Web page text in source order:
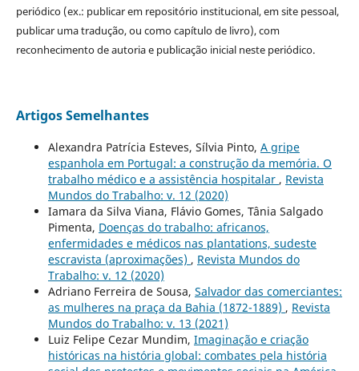
periódico (ex.: publicar em repositório institucional, em site pessoal,
publicar uma tradução, ou como capítulo de livro), com
reconhecimento de autoria e publicação inicial neste periódico.
Artigos Semelhantes
Alexandra Patrícia Esteves, Sílvia Pinto, A gripe
espanhola em Portugal: a construção da memória. O
trabalho médico e a assistência hospitalar , Revista
Mundos do Trabalho: v. 12 (2020)
Iamara da Silva Viana, Flávio Gomes, Tânia Salgado
Pimenta, Doenças do trabalho: africanos,
enfermidades e médicos nas plantations, sudeste
escravista (aproximações) , Revista Mundos do
Trabalho: v. 12 (2020)
Adriano Ferreira de Sousa, Salvador das comerciantes:
as mulheres na praça da Bahia (1872-1889) , Revista
Mundos do Trabalho: v. 13 (2021)
Luiz Felipe Cezar Mundim, Imaginação e criação
históricas na história global: combates pela história